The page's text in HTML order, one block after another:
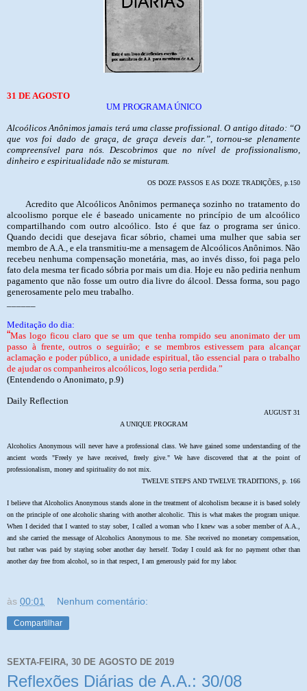
31 DE AGOSTO
UM PROGRAMA ÚNICO
Alcoólicos Anônimos jamais terá uma classe profissional. O antigo ditado: “O
que vos foi dado de graça, de graça deveis dar.”, tornou-se plenamente
compreensível para nós. Descobrimos que no nível de profissionalismo,
dinheiro e espiritualidade não se misturam.
OS DOZE PASSOS E AS DOZE TRADIÇÕES, p.150
Acredito que Alcoólicos Anônimos permaneça sozinho no tratamento do
alcoolismo porque ele é baseado unicamente no princípio de um alcoólico
compartilhando com outro alcoólico. Isto é que faz o programa ser único.
Quando decidi que desejava ficar sóbrio, chamei uma mulher que sabia ser
membro de A.A., e ela transmitiu-me a mensagem de Alcoólicos Anônimos. Não
recebeu nenhuma compensação monetária, mas, ao invés disso, foi paga pelo
fato dela mesma ter ficado sóbria por mais um dia. Hoje eu não pediria nenhum
pagamento que não fosse um outro dia livre do álcool. Dessa forma, sou pago
generosamente pelo meu trabalho.
Meditação do dia:
“Mas logo ficou claro que se um que tenha rompido seu anonimato der um
passo à frente, outros o seguirão; e se membros estivessem para alcançar
aclamação e poder público, a unidade espiritual, tão essencial para o trabalho
de ajudar os companheiros alcoólicos, logo seria perdida.”
(Entendendo o Anonimato, p.9)
Daily Reflection
AUGUST 31
A UNIQUE PROGRAM
Alcoholics Anonymous will never have a professional class. We have gained some understanding of the
ancient words "Freely ye have received, freely give." We have discovered that at the point of
professionalism, money and spirituality do not mix.
TWELVE STEPS AND TWELVE TRADITIONS, p. 166
I believe that Alcoholics Anonymous stands alone in the treatment of alcoholism because it is based solely
on the principle of one alcoholic sharing with another alcoholic. This is what makes the program unique.
When I decided that I wanted to stay sober, I called a woman who I knew was a sober member of A.A.,
and she carried the message of Alcoholics Anonymous to me. She received no monetary compensation,
but rather was paid by staying sober another day herself. Today I could ask for no payment other than
another day free from alcohol, so in that respect, I am generously paid for my labor.
às 00:01 Nenhum comentário:
Compartilhar
SEXTA-FEIRA, 30 DE AGOSTO DE 2019
Reflexões Diárias de A.A.: 30/08